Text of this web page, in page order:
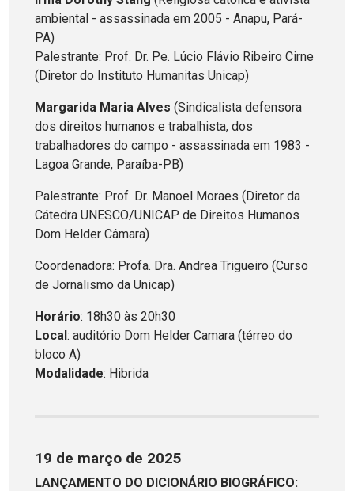
ambiental - assassinada em 2005 - Anapu, Pará-
PA)
Palestrante: Prof. Dr. Pe. Lúcio Flávio Ribeiro Cirne
(Diretor do Instituto Humanitas Unicap)
Margarida Maria Alves (Sindicalista defensora
dos direitos humanos e trabalhista, dos
trabalhadores do campo - assassinada em 1983 -
Lagoa Grande, Paraíba-PB)
Palestrante: Prof. Dr. Manoel Moraes (Diretor da
Cátedra UNESCO/UNICAP de Direitos Humanos
Dom Helder Câmara)
Coordenadora: Profa. Dra. Andrea Trigueiro (Curso
de Jornalismo da Unicap)
Horário: 18h30 às 20h30
Local: auditório Dom Helder Camara (térreo do
bloco A)
Modalidade: Hibrida
19 de março de 2025
LANÇAMENTO DO DICIONÁRIO BIOGRÁFICO: